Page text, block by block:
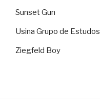
Sunset Gun
Usina Grupo de Estudos
Ziegfeld Boy